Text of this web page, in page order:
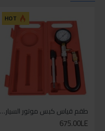
HOT
طقم قياس كبس موتور السياره 3 ق
675.00LE